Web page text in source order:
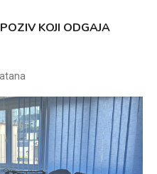
KOJI ODGAJA